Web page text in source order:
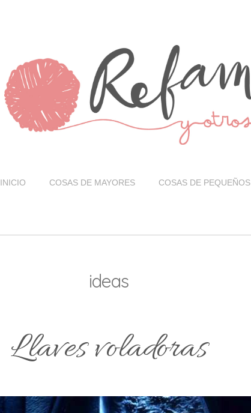
INICIO COSAS DE MAYORES COSAS DE PEQUEÑOS
ideas
Llaves voladoras